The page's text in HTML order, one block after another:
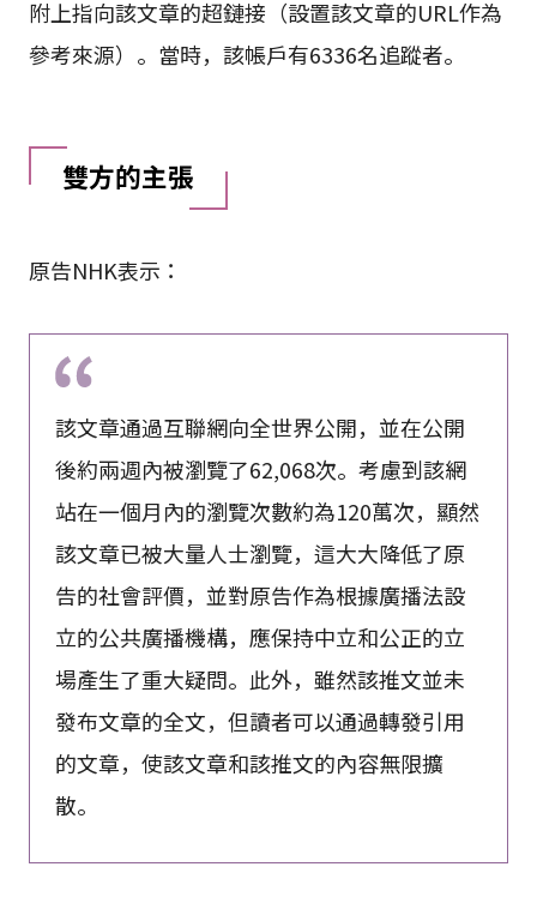
附上指向該文章的超鏈接（設置該文章的URL作為
參考來源）。當時，該帳戶有6336名追蹤者。
雙方的主張
原告NHK表示：
該文章通過互聯網向全世界公開，並在公開
後約兩週內被瀏覽了62,068次。考慮到該網
站在一個月內的瀏覽次數約為120萬次，顯然
該文章已被大量人士瀏覽，這大大降低了原
告的社會評價，並對原告作為根據廣播法設
立的公共廣播機構，應保持中立和公正的立
場產生了重大疑問。此外，雖然該推文並未
發布文章的全文，但讀者可以通過轉發引用
的文章，使該文章和該推文的內容無限擴
散。